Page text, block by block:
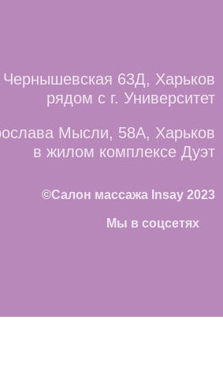
63Д, Харьков
рядом с г. Университет
Мысли, 58А, Харьков
в жилом комплексе Дуэт
©Салон массажа Insay 2023
Мы в соцсетях